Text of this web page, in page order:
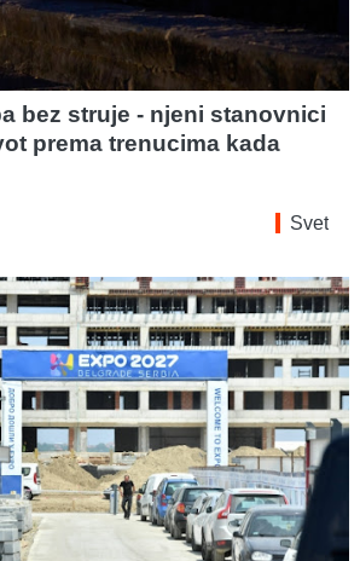
bez struje - njeni stanovnici
prema trenucima kada
Svet